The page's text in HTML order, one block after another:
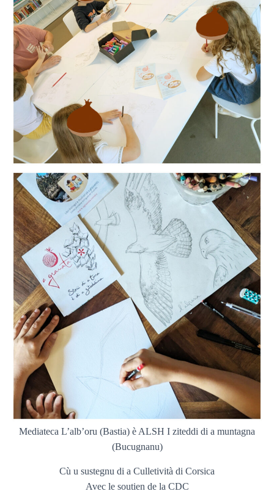
Mediateca L’alb’oru (Bastia) è ALSH I ziteddi di a muntagna
(Bucugnanu)
Cù u sustegnu di a Culletività di Corsica
Avec le soutien de la CDC